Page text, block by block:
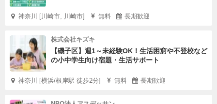
神奈川 [川崎市, 川崎市] 無料 長期歓迎
株式会社キズキ
【磯子区】週1～未経験OK！生活困窮や不登校など
の小中学生向け宿題・生活サポート
神奈川 [横浜/根岸駅 徒歩2分] 無料 長期歓迎